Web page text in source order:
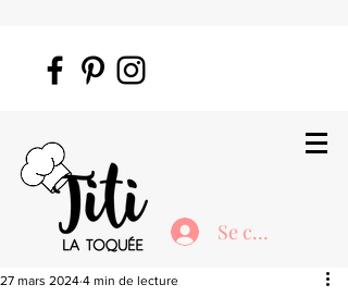
Se connecter
27 mars 2024 4 min de lecture